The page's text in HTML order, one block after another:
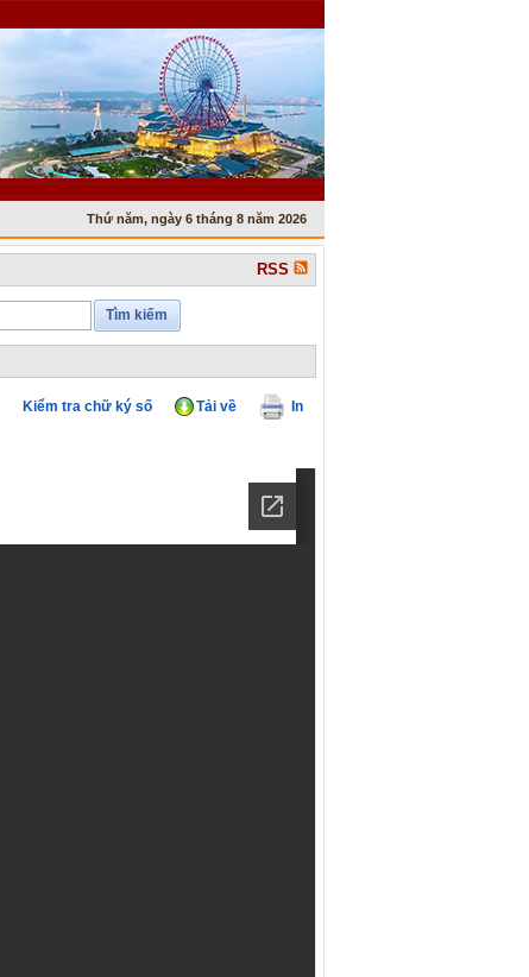
Thứ năm, ngày 6 tháng 8 năm 2026
RSS
Tìm kiếm
Kiểm tra chữ ký số Tải về In